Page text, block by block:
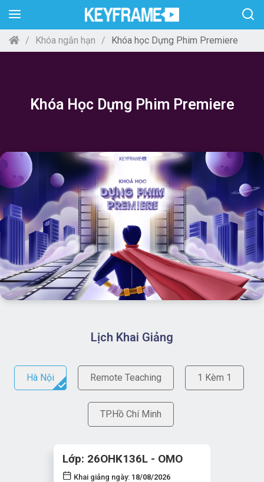
Khóa ngắn hạn Khóa học Dựng Phim Premiere
Khóa Học Dựng Phim Premiere
Lịch Khai Giảng
Hà Nội Remote Teaching 1 Kèm 1
TP.Hồ Chí Minh
Lớp: 26OHK136L - OMO
Khai giảng ngày: 18/08/2026